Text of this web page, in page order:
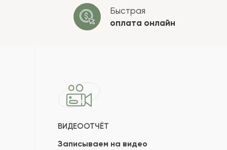
ОСТАВИТЬ ОТЗЫВ
Быстрая
оплата онлайн
ВИДЕООТЧЁТ
Записываем на видео